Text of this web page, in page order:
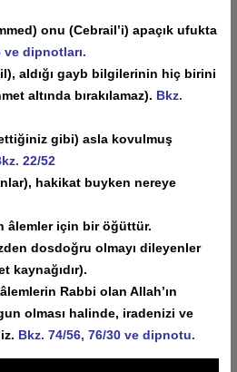
onu (Cebrail’i) apaçık ufukta
ve dipnotları.
aldığı gayb bilgilerinin hiç birini
altında bırakılamaz). Bkz.
gibi) asla kovulmuş
22/52
hakikat buyken nereye
için bir öğüttür.
dosdoğru olmayı dileyenler
kaynağıdır).
Rabbi olan Allah’ın
olması halinde, iradenizi ve
Bkz. 74/56, 76/30 ve dipnotu.